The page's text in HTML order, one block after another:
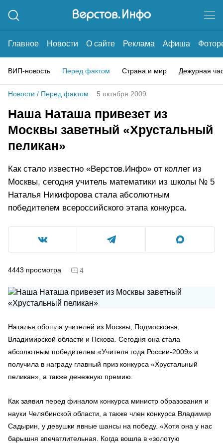
Главное Новости О сайте Реклама Афиша
ВИП-новость Перед фактом Страна и мир Дежурная
Новости / Перед фактом 5 октября 2009
Наша Наташа привезет из
Москвы заветный «Хрустальный
пеликан»
Как стало известно «Верстов.Инфо» от коллег из
Москвы, сегодня учитель математики из школы № 5
Наталья Никифорова стала абсолютным
победителем всероссийского этапа конкурса.
4443 просмотра 4
Наталья обошла учителей из Москвы, Подмосковья,
Владимирской области и Пскова. Сегодня она стала
абсолютным победителем «Учителя года России-2009» и
получила в награду главный приз конкурса «Хрустальный
пеликан», а также денежную премию.
Как заявил перед финалом конкурса министр образования и
науки Челябинской области, а также член конкурса Владимир
Садырин, у девушки явные шансы на победу. «Хотя она у нас
барышня впечатлительная. Когда вошла в «золотую